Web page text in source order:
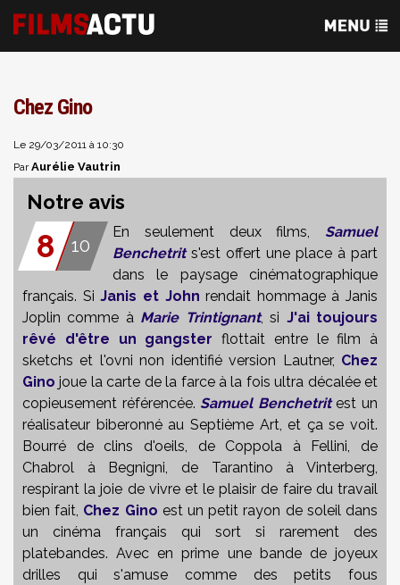
Chez Gino
Le 29/03/2011 à 10:30
ParAurélie Vautrin
Notre avis
8 10
En seulement deux films, Samuel
Benchetrits'est offert une place à part
dans le paysage cinématographique
français. SiJanis et John rendait hommage à Janis
Joplin comme à Marie Trintignant, si J'ai toujours
rêvé d'être un gangster flottait entre le film à
sketchs et l'ovni non identifié version Lautner, Chez
Gino joue la carte de la farce à la fois ultra décalée et
copieusement référencée. Samuel Benchetritest un
réalisateur biberonné au Septième Art, et ça se voit.
Bourré de clins d'oeils, de Coppola à Fellini, de
Chabrol à Begnigni, de Tarantino à Vinterberg,
respirant la joie de vivre et le plaisir de faire du travail
bien fait, Chez Gino est un petit rayon de soleil dans
un cinéma français qui sort si rarement des
platebandes. Avec en prime une bande de joyeux
drilles qui s'amuse comme des petits fous